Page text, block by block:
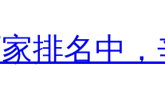
排名中